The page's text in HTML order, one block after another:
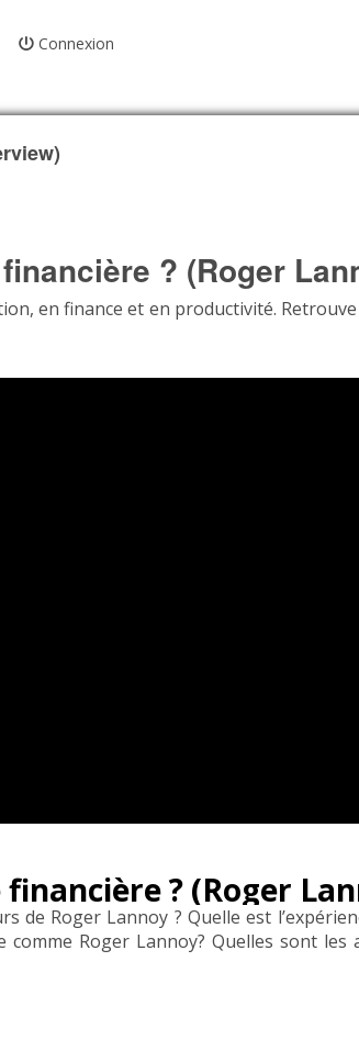
Connexion
? (Roger
en finance et en productivité.
? (Roger
Roger Lannoy ? Quelle est
Roger Lannoy? Quelles sont